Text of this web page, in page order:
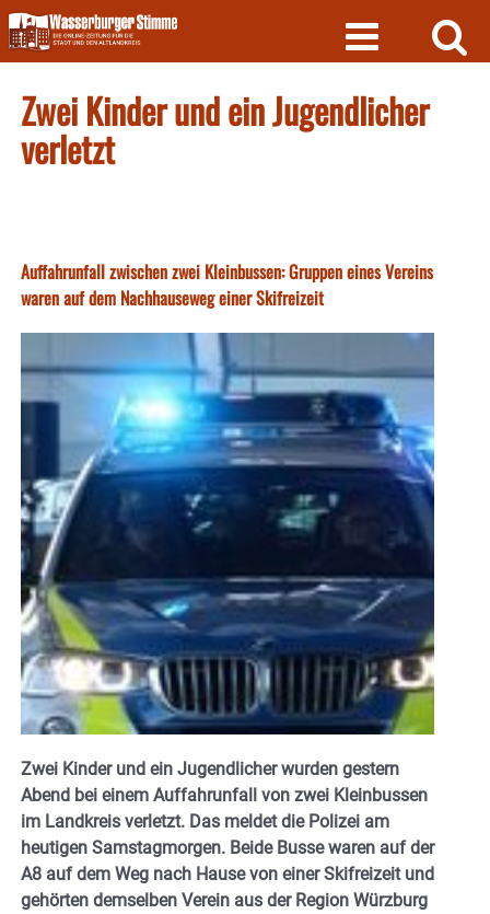
Skip
to
content
Zwei Kinder und ein Jugendlicher
verletzt
Auffahrunfall zwischen zwei Kleinbussen: Gruppen eines Vereins
waren auf dem Nachhauseweg einer Skifreizeit
Zwei Kinder und ein Jugendlicher wurden gestern
Abend bei einem Auffahrunfall von zwei Kleinbussen
im Landkreis verletzt. Das meldet die Polizei am
heutigen Samstagmorgen. Beide Busse waren auf der
A8 auf dem Weg nach Hause von einer Skifreizeit und
gehörten demselben Verein aus der Region Würzburg